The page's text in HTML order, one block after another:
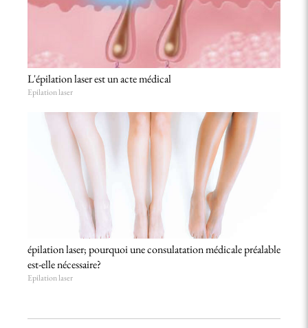
L'épilation laser est un acte médical
Epilation laser
épilation laser; pourquoi une consulatation médicale préalable
est-elle nécessaire?
Epilation laser